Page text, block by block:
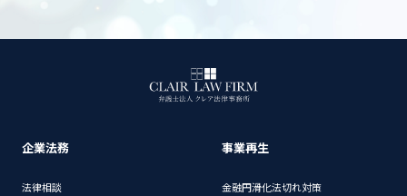
企業法務
法律相談
事業再生
金融円滑化法切れ対策